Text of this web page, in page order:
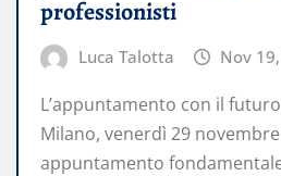
professionisti
Luca Talotta Nov
L’appuntamento con il
Milano, venerdì 29
appuntamento